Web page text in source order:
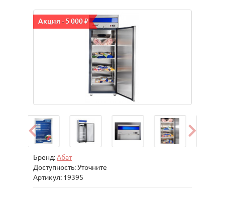
Акция - 5 000 ₽
Бренд:Абат
Доступность: Уточните
Артикул: 19395